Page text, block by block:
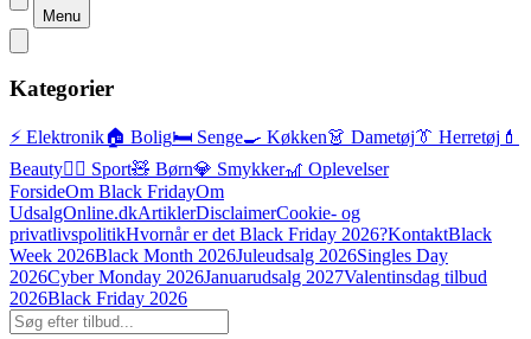
Menu
Kategorier
⚡ Elektronik🏠 Bolig🛏️ Senge🍳 Køkken👗 Dametøj👔 Herretøj 💄
Beauty🏃‍♂️ Sport🧸 Børn💎 Smykker🎢 Oplevelser
ForsideOm Black FridayOm
UdsalgOnline.dkArtiklerDisclaimerCookie- og
privatlivspolitikHvornår er det Black Friday 2026?KontaktBlack
Week 2026Black Month 2026Juleudsalg 2026Singles Day
2026Cyber Monday 2026Januarudsalg 2027Valentinsdag tilbud
2026Black Friday 2026